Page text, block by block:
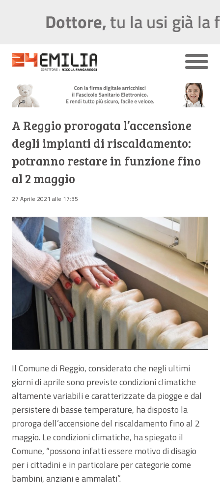
A Reggio prorogata l’accensione
degli impianti di riscaldamento:
potranno restare in funzione fino
al 2 maggio
27 Aprile 2021 alle 17:35
Il Comune di Reggio, considerato che negli ultimi
giorni di aprile sono previste condizioni climatiche
altamente variabili e caratterizzate da piogge e dal
persistere di basse temperature, ha disposto la
proroga dell’accensione del riscaldamento fino al 2
maggio. Le condizioni climatiche, ha spiegato il
Comune, “possono infatti essere motivo di disagio
per i cittadini e in particolare per categorie come
bambini, anziani e ammalati”.